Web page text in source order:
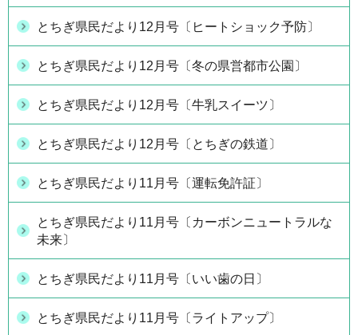
とちぎ県民だより12月号〔ヒートショック予防〕
とちぎ県民だより12月号〔冬の県営都市公園〕
とちぎ県民だより12月号〔牛乳スイーツ〕
とちぎ県民だより12月号〔とちぎの鉄道〕
とちぎ県民だより11月号〔運転免許証〕
とちぎ県民だより11月号〔カーボンニュートラルな
未来〕
とちぎ県民だより11月号〔いい歯の日〕
とちぎ県民だより11月号〔ライトアップ〕